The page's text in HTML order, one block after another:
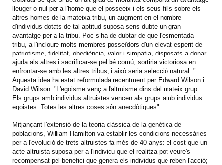
lleuger o nul per a l'home que el posseeix i els seus fills sobre els
altres homes de la mateixa tribu, un augment en el nombre
d'individus dotats de tal aptitud suposa sens dubte un gran
avantatge per a la tribu. Poc s’ha de dubtar de que l'esmentada
tribu, a l'incloure molts membres posseïdors d'un elevat esperit de
patriotisme, fidelitat, obediència, valor i simpatia, disposats a donar
ajuda als altres i sacrificar-se pel bé comú, sortiria victoriosa en
enfrontar-se amb les altres tribus, i això seria selecció natural. "
Aquesta idea ha estat reformulada recentment per Edward Wilson i
David Wilson: "L'egoisme venç a l'altruisme dins del mateix grup.
Els grups amb individus altruistes vencen als grups amb individus
egoistes. Totes les altres coses són anecdòtiques".
Mitjançant l'extensió de la teoria clàssica de la genètica de
poblacions, William Hamilton va establir les condicions necessàries
per a l'evolució de trets altruistes fa més de 40 anys: el cost que un
acte altruista suposa per a l'individu que el realitza pot veure's
recompensat pel benefici que genera els individus que reben l'acció;